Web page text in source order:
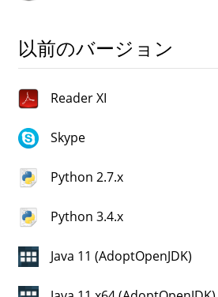
以前のバージョン
Reader XI
Skype
Python 2.7.x
Python 3.4.x
Java 11 (AdoptOpenJDK)